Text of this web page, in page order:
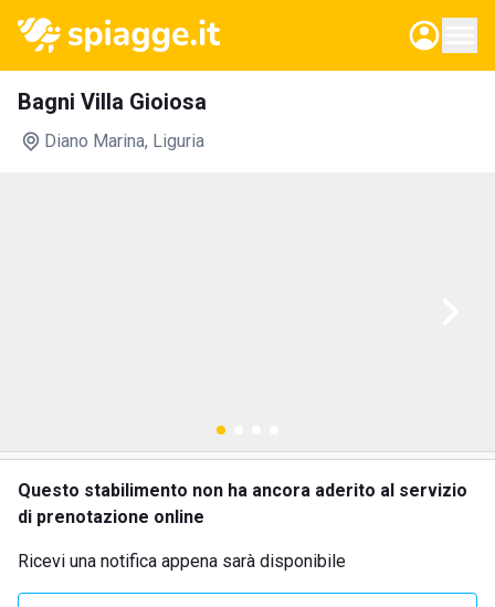
Bagni Villa Gioiosa
Diano Marina, Liguria
Questo stabilimento non ha ancora aderito al servizio
di prenotazione online
Ricevi una notifica appena sarà disponibile